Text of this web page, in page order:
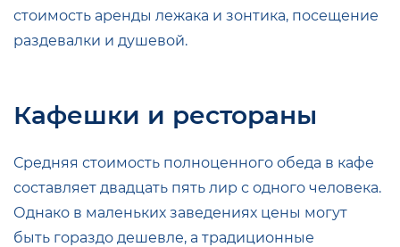
стоимость аренды лежака и зонтика, посещение
раздевалки и душевой.
Кафешки и рестораны
Средняя стоимость полноценного обеда в кафе
составляет двадцать пять лир с одного человека.
Однако в маленьких заведениях цены могут
быть гораздо дешевле, а традиционные